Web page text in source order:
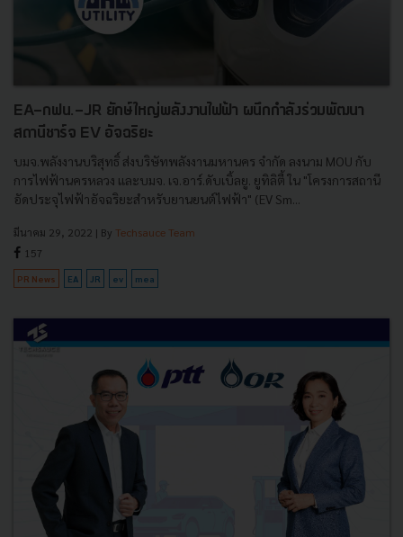
EA-กฟน.-JR ยักษ์ใหญ่พลังงานไฟฟ้า ผนึกกำลังร่วมพัฒนา
สถานีชาร์จ EV อัจฉริยะ
บมจ.พลังงานบริสุทธิ์ ส่งบริษัทพลังงานมหานคร จำกัด ลงนาม MOU กับ
การไฟฟ้านครหลวง และบมจ. เจ.อาร์.ดับเบิ้ลยู. ยูทิลิตี้ ใน "โครงการสถานี
อัดประจุไฟฟ้าอัจฉริยะสำหรับยานยนต์ไฟฟ้า" (EV Sm...
มีนาคม 29, 2022 | By Techsauce Team
157
PR News EA JR ev mea